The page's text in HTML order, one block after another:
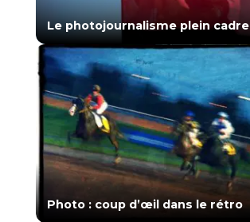
Le photojournalisme plein cadre
Photo : coup d’œil dans le rétro